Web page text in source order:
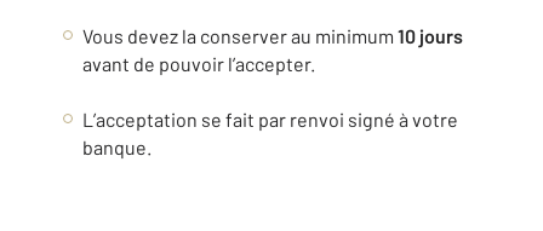
Vous devez la conserver au minimum 10 jours
avant de pouvoir l’accepter.
L’acceptation se fait par renvoi signé à votre
banque.